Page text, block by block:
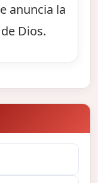
anuncia la
Dios.